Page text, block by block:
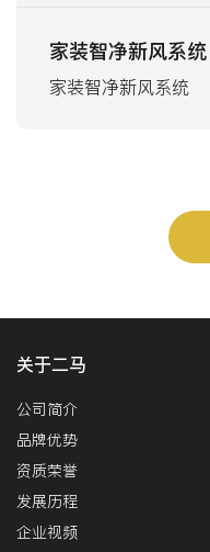
家装智净新风系统
家装智净新风系统
关于二马
公司简介
品牌优势
资质荣誉
发展历程
企业视频